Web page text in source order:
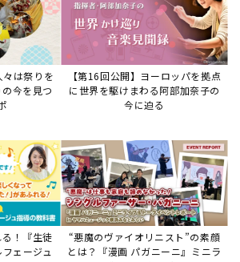
知らせ